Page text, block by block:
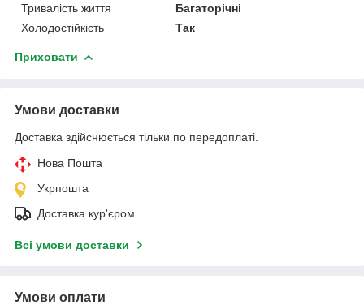
Тривалість життя
Багаторічні
Холодостійкість
Так
Приховати
Умови доставки
Доставка здійснюється тільки по передоплаті.
Нова Пошта
Укрпошта
Доставка кур'єром
Всі умови доставки
Умови оплати